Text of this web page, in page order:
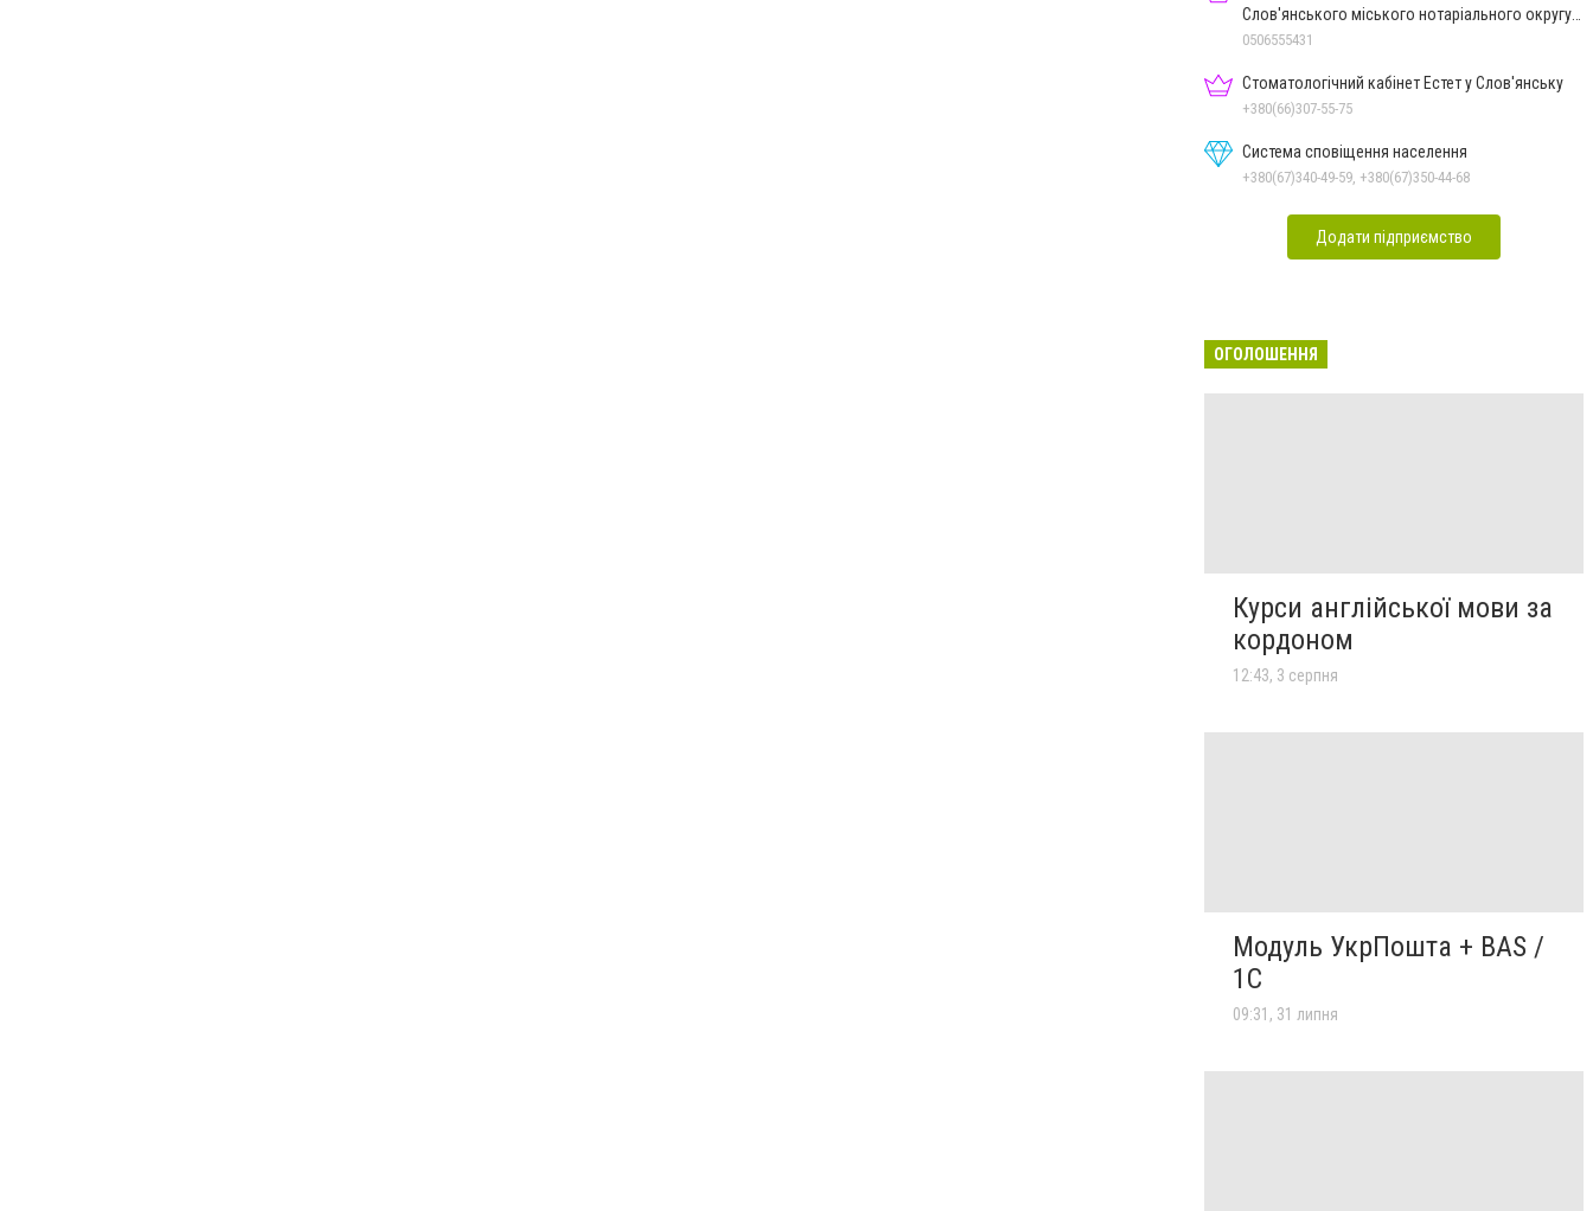
Слов'янського міського нотаріального округу
Дон.обл.
0506555431
Стоматологічний кабінет Естет у Слов'янську
+380(66)307-55-75
Система сповіщення населення
+380(67)340-49-59, +380(67)350-44-68
Додати підприємство
ОГОЛОШЕННЯ
Курси англійської мови за
кордоном
12:43, 3 серпня
Модуль УкрПошта + BAS /
1C
09:31, 31 липня